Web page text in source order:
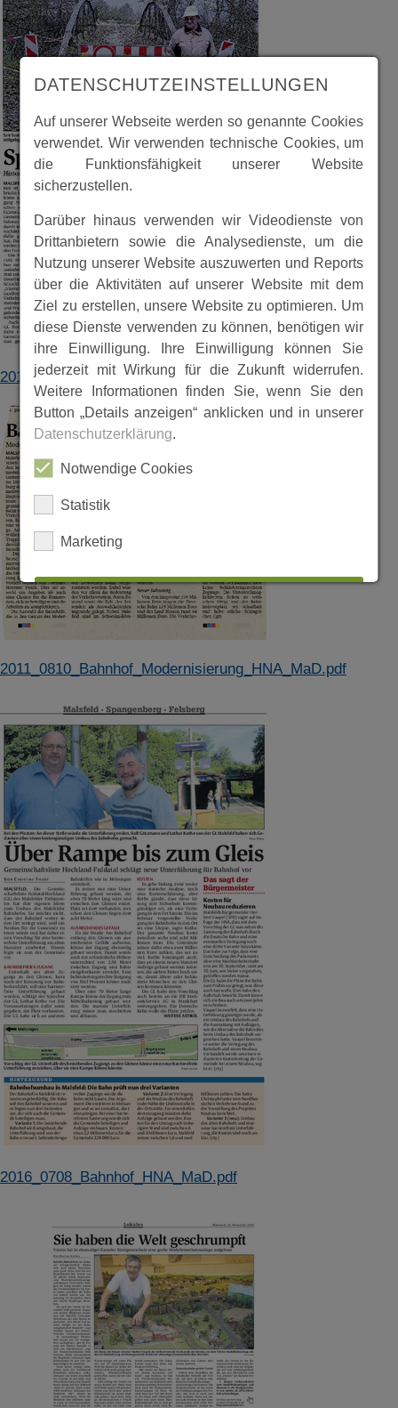
2010_1122_Bahn_Bogenbrücke_HNA_MaD.pdf
2011_0810_Bahnhof_Modernisierung_HNA_MaD.pdf
2016_0708_Bahnhof_HNA_MaD.pdf
DATENSCHUTZEINSTELLUNGEN
Auf unserer Webseite werden so genannte Cookies
verwendet. Wir verwenden technische Cookies, um
die Funktionsfähigkeit unserer Website
sicherzustellen.
Darüber hinaus verwenden wir Videodienste von
Drittanbietern sowie die Analysedienste, um die
Nutzung unserer Website auszuwerten und Reports
über die Aktivitäten auf unserer Website mit dem
Ziel zu erstellen, unsere Website zu optimieren. Um
diese Dienste verwenden zu können, benötigen wir
ihre Einwilligung. Ihre Einwilligung können Sie
jederzeit mit Wirkung für die Zukunft widerrufen.
Weitere Informationen finden Sie, wenn Sie den
Button „Details anzeigen“ anklicken und in unserer
Datenschutzerklärung.
Notwendige Cookies
Statistik
Marketing
ALLES AUSWÄHLEN
ABLEHNEN
Details anzeigen
Impressum |Datenschutz